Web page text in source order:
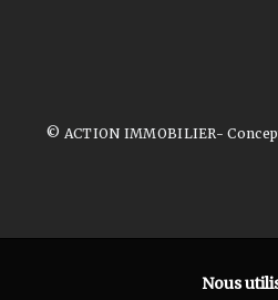
© ACTION IMMOBILIER-
Nous